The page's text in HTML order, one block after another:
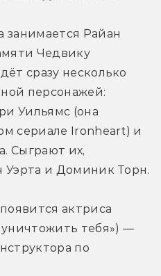
занимается Райан
Чедвику
сразу несколько
персонажей:
Уильямс (она
сериале Ironheart) и
Сыграют их,
Уэрта и Доминик Торн.
актриса
уничтожить тебя») —
по